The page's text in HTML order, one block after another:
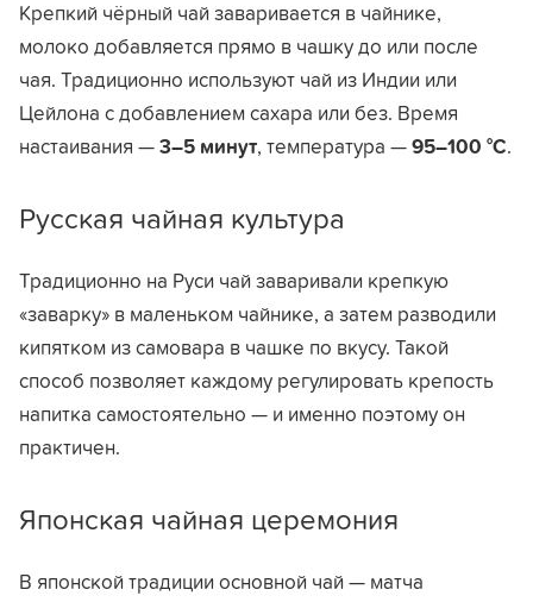
Крепкий чёрный чай заваривается в чайнике,
молоко добавляется прямо в чашку до или после
чая. Традиционно используют чай из Индии или
Цейлона с добавлением сахара или без. Время
настаивания — 3–5 минут, температура — 95–100 °C.
Русская чайная культура
Традиционно на Руси чай заваривали крепкую
«заварку» в маленьком чайнике, а затем разводили
кипятком из самовара в чашке по вкусу. Такой
способ позволяет каждому регулировать крепость
напитка самостоятельно — и именно поэтому он
практичен.
Японская чайная церемония
В японской традиции основной чай — матча